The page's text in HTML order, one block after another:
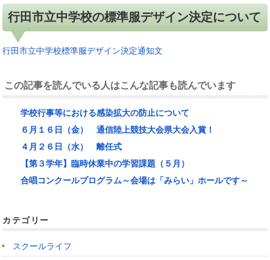
行田市立中学校の標準服デザイン決定について
行田市立中学校標準服デザイン決定通知文
この記事を読んでいる人はこんな記事も読んでいます
学校行事等における感染拡大の防止について
６月１６日（金） 通信陸上競技大会県大会入賞！
４月２６日（水） 離任式
【第３学年】臨時休業中の学習課題（５月）
合唱コンクールプログラム～会場は「みらい」ホールです～
カテゴリー
スクールライフ